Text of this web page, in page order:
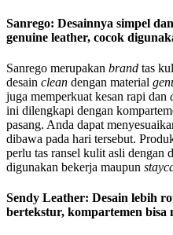
Sanrego: Desainnya simpel
genuine leather, cocok
Sanrego merupakan brand tas
desain clean dengan material
juga memperkuat kesan rapi dan
ini dilengkapi dengan
pasang. Anda dapat
dibawa pada hari tersebut.
perlu tas ransel kulit asli dengan
digunakan bekerja maupun
Sendy Leather: Desain lebih
bertekstur, kompartemen bisa